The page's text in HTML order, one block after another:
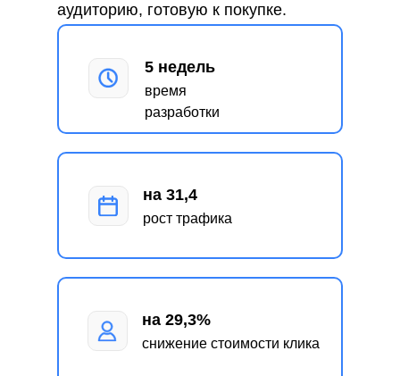
аудиторию, готовую к покупке.
5 недель
время
разработки
на 31,4
рост трафика
на 29,3%
снижение стоимости клика